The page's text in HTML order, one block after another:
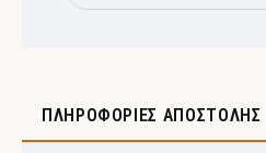
ΠΛΗΡΟΦΟΡΊΕΣ ΑΠΟΣΤΟΛΉΣ